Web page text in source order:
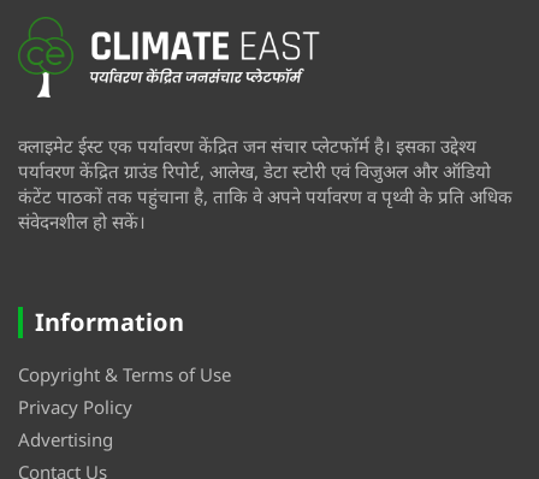
क्लाइमेट ईस्ट एक पर्यावरण केंद्रित जन संचार प्लेटफॉर्म है। इसका उद्देश्य
पर्यावरण केंद्रित ग्राउंड रिपोर्ट, आलेख, डेटा स्टोरी एवं विजुअल और ऑडियो
कंटेंट पाठकों तक पहुंचाना है, ताकि वे अपने पर्यावरण व पृथ्वी के प्रति अधिक
संवेदनशील हो सकें।
Information
Copyright & Terms of Use
Privacy Policy
Advertising
Contact Us